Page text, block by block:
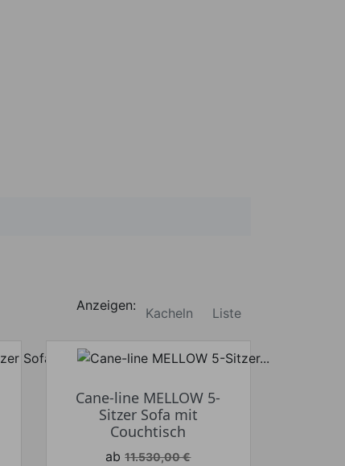
Anzeigen: Kacheln Liste
Cane-line MELLOW 5-
Sitzer Sofa mit
Couchtisch
Verkaufspreis
ab 11.530,00 €